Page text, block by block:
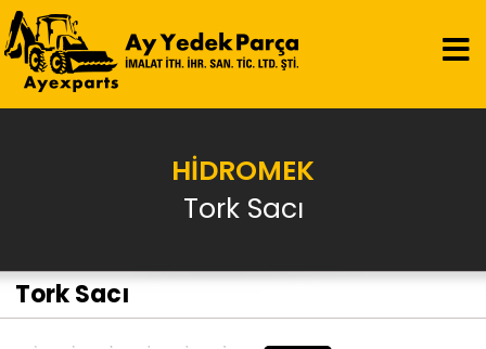
HİDROMEK
Tork Sacı
Tork Sacı